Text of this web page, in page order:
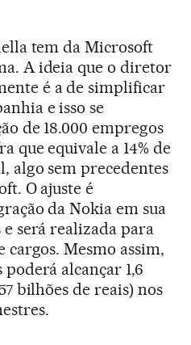
tem da Microsoft
A ideia que o diretor
é a de simplificar
e isso se
de 18.000 empregos
que equivale a 14% de
algo sem precedentes
O ajuste é
da Nokia em sua
será realizada para
Mesmo assim,
poderá alcançar 1,6
bilhões de reais) nos